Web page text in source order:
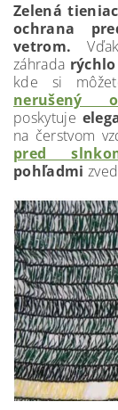
Zelená
ochrana
vetrom.
záhrada
kde si
nerušený
poskytuje
na čerstvom
pred
pohľadmi